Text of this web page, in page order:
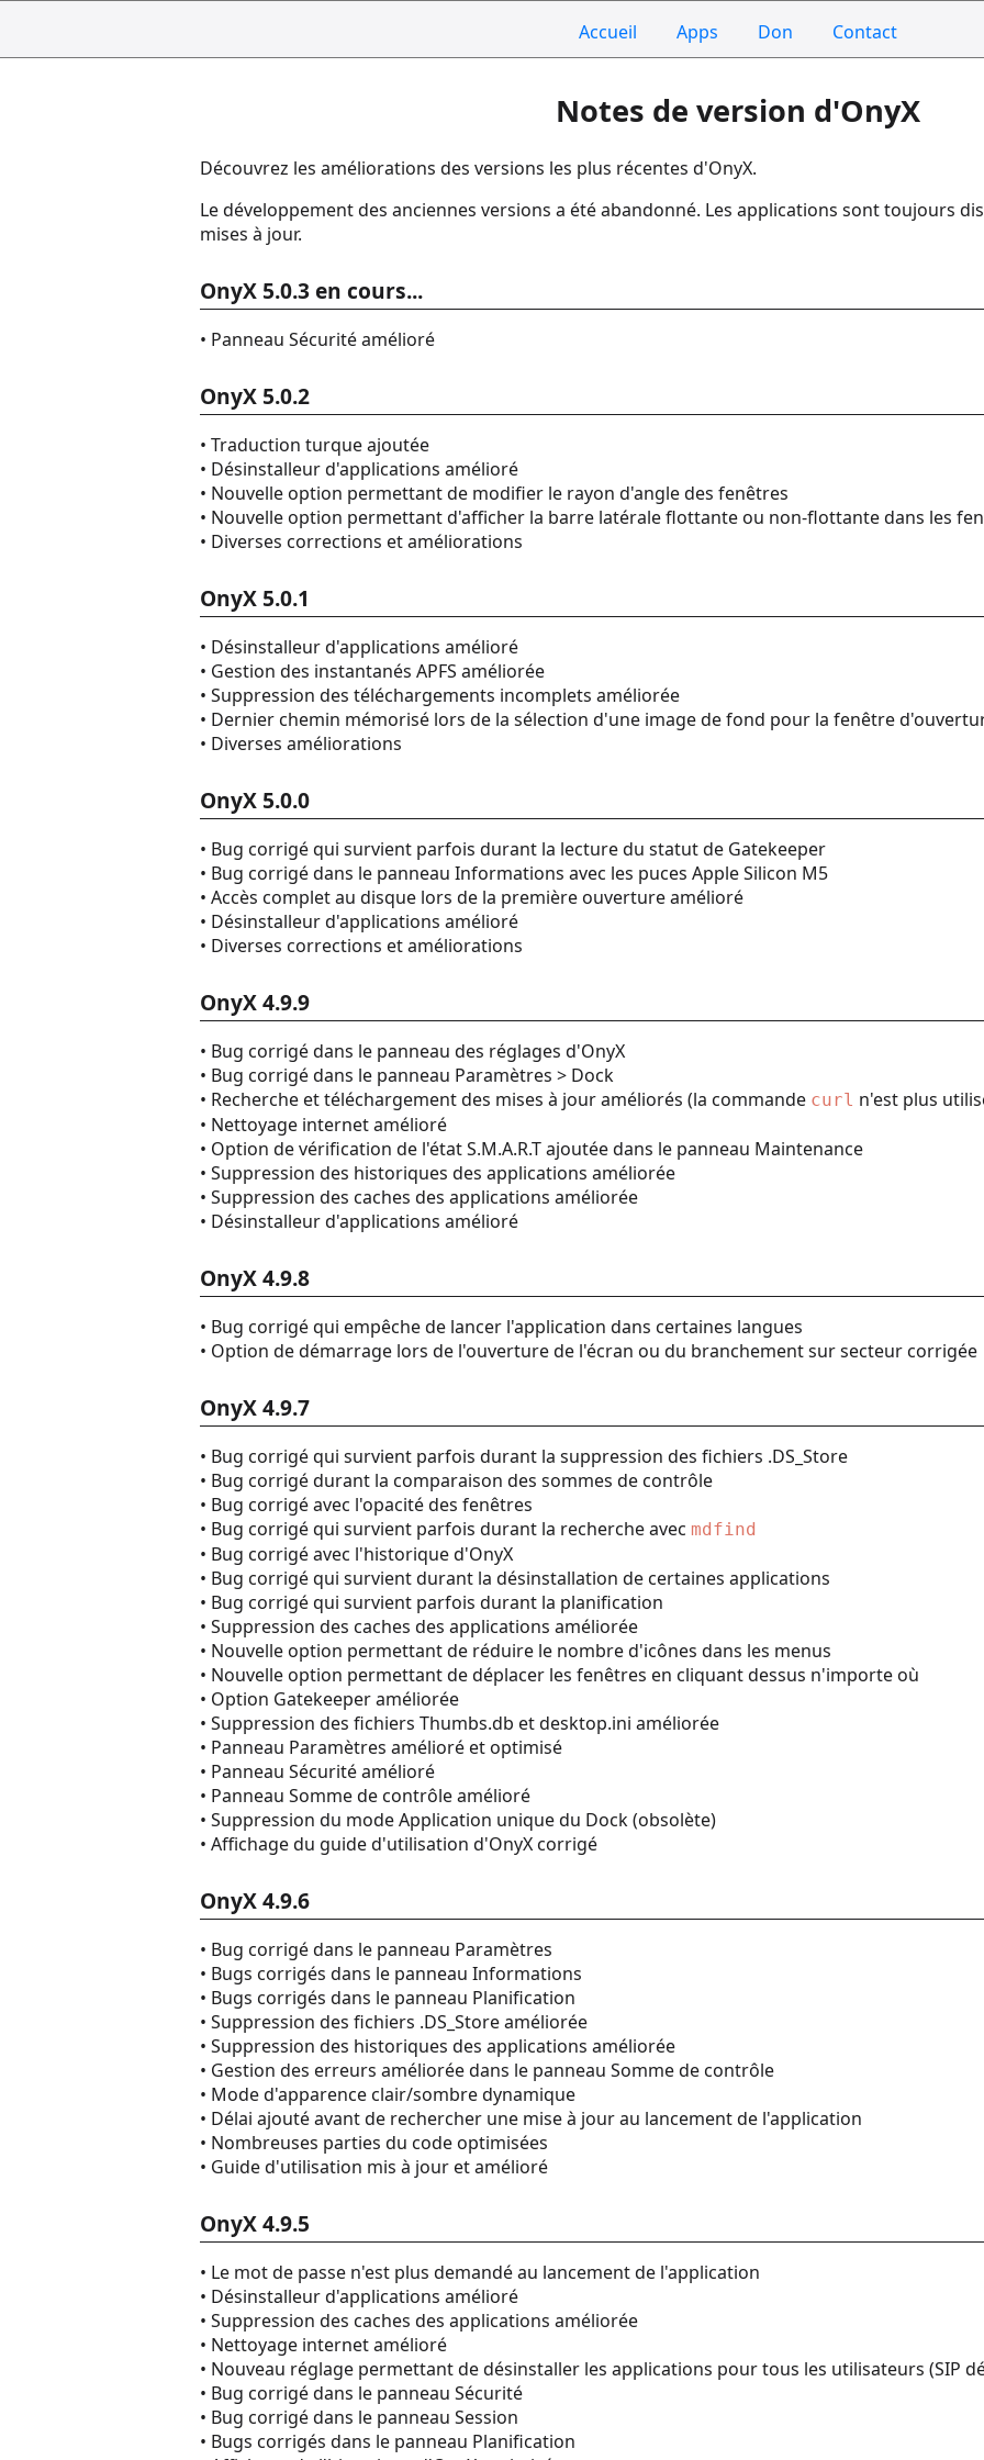
Accueil Apps Don Contact
Notes de version d'OnyX
Découvrez les améliorations des versions les plus récentes d'OnyX.
Le développement des anciennes versions a été abandonné. Les applications sont toujours
mises à jour.
OnyX 5.0.3 en cours...
• Panneau Sécurité amélioré
OnyX 5.0.2
• Traduction turque ajoutée
• Désinstalleur d'applications amélioré
• Nouvelle option permettant de modifier le rayon d'angle des fenêtres
• Nouvelle option permettant d'afficher la barre latérale flottante ou non-flottante dans les
• Diverses corrections et améliorations
OnyX 5.0.1
• Désinstalleur d'applications amélioré
• Gestion des instantanés APFS améliorée
• Suppression des téléchargements incomplets améliorée
• Dernier chemin mémorisé lors de la sélection d'une image de fond pour la fenêtre
• Diverses améliorations
OnyX 5.0.0
• Bug corrigé qui survient parfois durant la lecture du statut de Gatekeeper
• Bug corrigé dans le panneau Informations avec les puces Apple Silicon M5
• Accès complet au disque lors de la première ouverture amélioré
• Désinstalleur d'applications amélioré
• Diverses corrections et améliorations
OnyX 4.9.9
• Bug corrigé dans le panneau des réglages d'OnyX
• Bug corrigé dans le panneau Paramètres > Dock
• Recherche et téléchargement des mises à jour améliorés (la commande curl n'est plus
• Nettoyage internet amélioré
• Option de vérification de l'état S.M.A.R.T ajoutée dans le panneau Maintenance
• Suppression des historiques des applications améliorée
• Suppression des caches des applications améliorée
• Désinstalleur d'applications amélioré
OnyX 4.9.8
• Bug corrigé qui empêche de lancer l'application dans certaines langues
• Option de démarrage lors de l'ouverture de l'écran ou du branchement sur secteur corrigée
OnyX 4.9.7
• Bug corrigé qui survient parfois durant la suppression des fichiers .DS_Store
• Bug corrigé durant la comparaison des sommes de contrôle
• Bug corrigé avec l'opacité des fenêtres
• Bug corrigé qui survient parfois durant la recherche avec mdfind
• Bug corrigé avec l'historique d'OnyX
• Bug corrigé qui survient durant la désinstallation de certaines applications
• Bug corrigé qui survient parfois durant la planification
• Suppression des caches des applications améliorée
• Nouvelle option permettant de réduire le nombre d'icônes dans les menus
• Nouvelle option permettant de déplacer les fenêtres en cliquant dessus n'importe où
• Option Gatekeeper améliorée
• Suppression des fichiers Thumbs.db et desktop.ini améliorée
• Panneau Paramètres amélioré et optimisé
• Panneau Sécurité amélioré
• Panneau Somme de contrôle amélioré
• Suppression du mode Application unique du Dock (obsolète)
• Affichage du guide d'utilisation d'OnyX corrigé
OnyX 4.9.6
• Bug corrigé dans le panneau Paramètres
• Bugs corrigés dans le panneau Informations
• Bugs corrigés dans le panneau Planification
• Suppression des fichiers .DS_Store améliorée
• Suppression des historiques des applications améliorée
• Gestion des erreurs améliorée dans le panneau Somme de contrôle
• Mode d'apparence clair/sombre dynamique
• Délai ajouté avant de rechercher une mise à jour au lancement de l'application
• Nombreuses parties du code optimisées
• Guide d'utilisation mis à jour et amélioré
OnyX 4.9.5
• Le mot de passe n'est plus demandé au lancement de l'application
• Désinstalleur d'applications amélioré
• Suppression des caches des applications améliorée
• Nettoyage internet amélioré
• Nouveau réglage permettant de désinstaller les applications pour tous les utilisateurs (SIP
• Bug corrigé dans le panneau Sécurité
• Bug corrigé dans le panneau Session
• Bugs corrigés dans le panneau Planification